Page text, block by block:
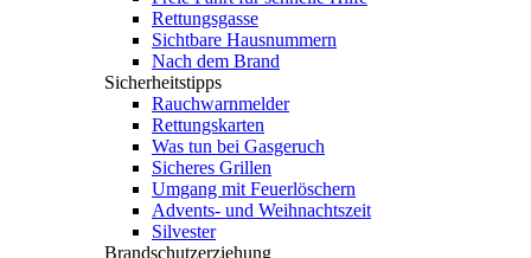
Rettungsgasse
Sichtbare Hausnummern
Nach dem Brand
Sicherheitstipps
Rauchwarnmelder
Rettungskarten
Was tun bei Gasgeruch
Sicheres Grillen
Umgang mit Feuerlöschern
Advents- und Weihnachtszeit
Silvester
Brandschutzerziehung